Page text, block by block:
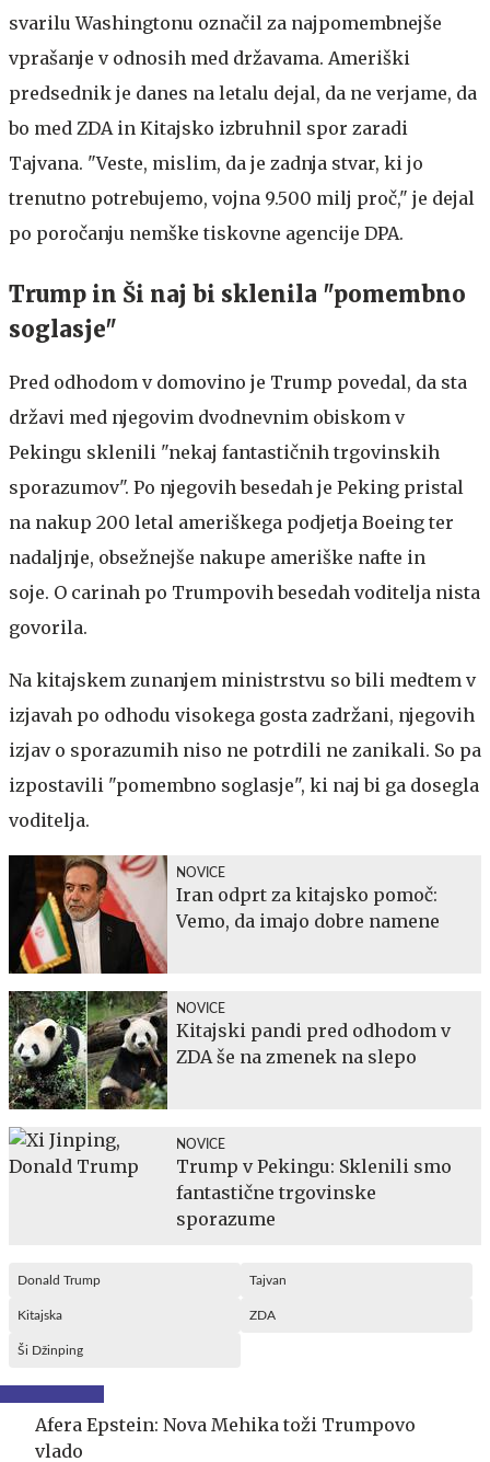
svarilu Washingtonu označil za najpomembnejše
vprašanje v odnosih med državama. Ameriški
predsednik je danes na letalu dejal, da ne verjame, da
bo med ZDA in Kitajsko izbruhnil spor zaradi
Tajvana. "Veste, mislim, da je zadnja stvar, ki jo
trenutno potrebujemo, vojna 9.500 milj proč," je dejal
po poročanju nemške tiskovne agencije DPA.
Trump in Ši naj bi sklenila "pomembno
soglasje"
Pred odhodom v domovino je Trump povedal, da sta
državi med njegovim dvodnevnim obiskom v
Pekingu sklenili "nekaj fantastičnih trgovinskih
sporazumov". Po njegovih besedah je Peking pristal
na nakup 200 letal ameriškega podjetja Boeing ter
nadaljnje, obsežnejše nakupe ameriške nafte in
soje. O carinah po Trumpovih besedah voditelja nista
govorila.
Na kitajskem zunanjem ministrstvu so bili medtem v
izjavah po odhodu visokega gosta zadržani, njegovih
izjav o sporazumih niso ne potrdili ne zanikali. So pa
izpostavili "pomembno soglasje", ki naj bi ga dosegla
voditelja.
NOVICE
Iran odprt za kitajsko pomoč:
Vemo, da imajo dobre namene
NOVICE
Kitajski pandi pred odhodom v
ZDA še na zmenek na slepo
NOVICE
Trump v Pekingu: Sklenili smo
fantastične trgovinske
sporazume
Donald Trump Tajvan
Kitajska ZDA
Ši Džinping
Afera Epstein: Nova Mehika toži Trumpovo
vlado